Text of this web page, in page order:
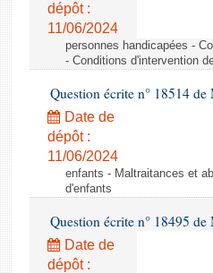
dépôt :
11/06/2024
personnes handicapées -
- Conditions d'intervention
Question écrite n° 18514
Date de
dépôt :
11/06/2024
enfants - Maltraitances et
d'enfants
Question écrite n° 18495
Date de
dépôt :